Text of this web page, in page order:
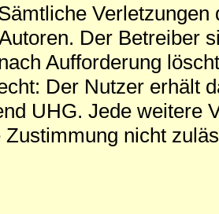
Der Betreiber
Aufforderung
Der Nutzer erhält
UHG. Jede weitere
nicht